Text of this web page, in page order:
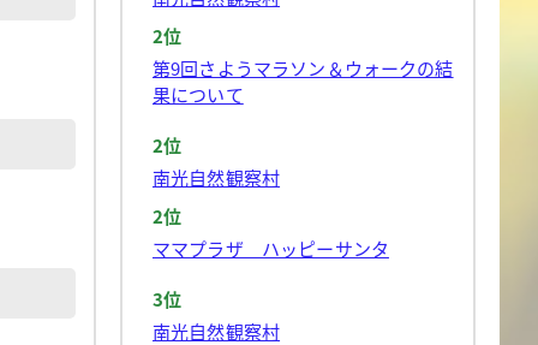
2位
第9回さようマラソン＆ウォークの結
果について
2位
南光自然観察村
2位
ママプラザ ハッピーサンタ
3位
南光自然観察村